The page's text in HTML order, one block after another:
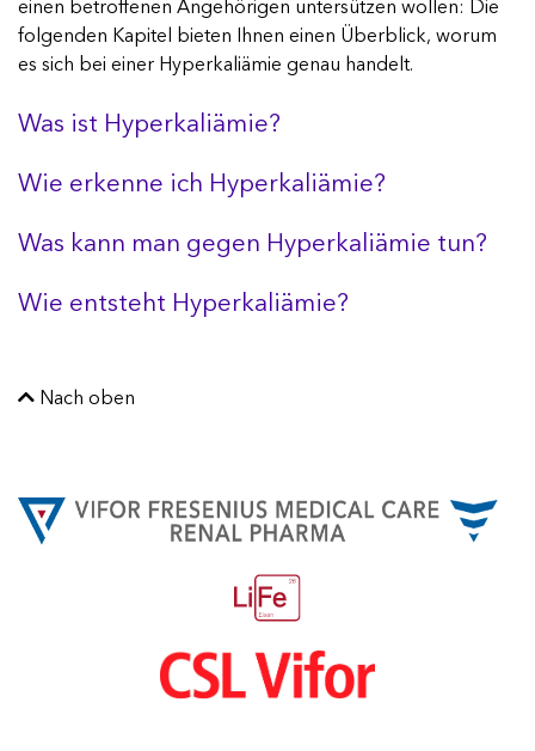
einen betroffenen Angehörigen untersützen wollen: Die
folgenden Kapitel bieten Ihnen einen Überblick, worum
es sich bei einer Hyperkaliämie genau handelt.
Was ist Hyperkaliämie?
Wie erkenne ich Hyperkaliämie?
Was kann man gegen Hyperkaliämie tun?
Wie entsteht Hyperkaliämie?
Nach oben